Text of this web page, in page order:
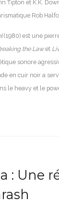
Tipton et K.K.
Rob
(1980) est une
the Lawet
sonore
en cuir noir a
le heavy et le
: Une